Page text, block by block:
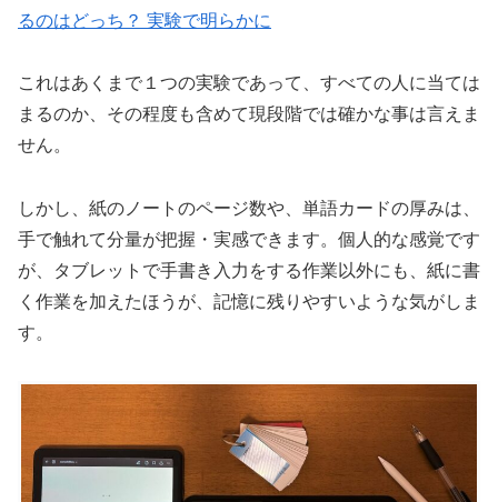
るのはどっち？ 実験で明らかに
これはあくまで１つの実験であって、すべての人に当ては
まるのか、その程度も含めて現段階では確かな事は言えま
せん。
しかし、紙のノートのページ数や、単語カードの厚みは、
手で触れて分量が把握・実感できます。個人的な感覚です
が、タブレットで手書き入力をする作業以外にも、紙に書
く作業を加えたほうが、記憶に残りやすいような気がしま
す。